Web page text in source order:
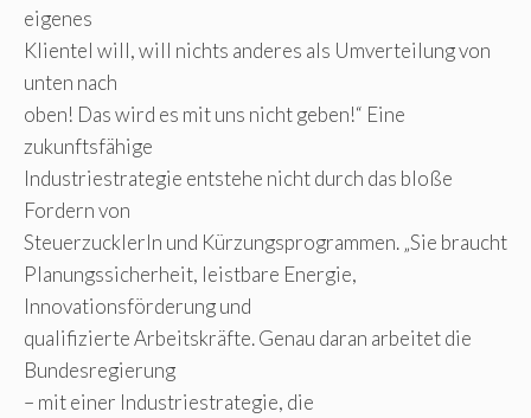
eigenes
Klientel will, will nichts anderes als Umverteilung von
unten nach
oben! Das wird es mit uns nicht geben!“ Eine
zukunftsfähige
Industriestrategie entstehe nicht durch das bloße
Fordern von
Steuerzucklerln und Kürzungsprogrammen. „Sie braucht
Planungssicherheit, leistbare Energie,
Innovationsförderung und
qualifizierte Arbeitskräfte. Genau daran arbeitet die
Bundesregierung
– mit einer Industriestrategie, die